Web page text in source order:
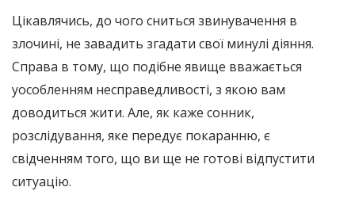
Цікавлячись, до чого сниться звинувачення в
злочині, не завадить згадати свої минулі діяння.
Справа в тому, що подібне явище вважається
уособленням несправедливості, з якою вам
доводиться жити. Але, як каже сонник,
розслідування, яке передує покаранню, є
свідченням того, що ви ще не готові відпустити
ситуацію.